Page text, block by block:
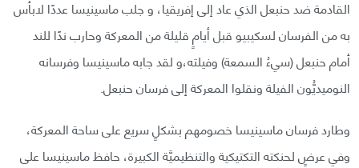
القادمة ضد حنبعل الذي عاد إلى إفريقيا، و جلب ماسينيسا عددًا لابأس
به من الفرسان لسكيبيو قبل أيامٍ قليلة من المعركة وحارب ندًا للند
أمام حنبعل (سيءُ السمعة) وفيلته،و لقد جابه ماسينيسا وفرسانه
النوميديُّون الفيلة ونقلوا المعركة إلى فرسان حنبعل.
وطارد فرسان ماسينيسا خصومهم بشكلٍ سريع على ساحة المعركة،
وفي عرضٍ لحنكته التكتيكية والتنظيميَّة الكبيرة، حافظ ماسينيسا على